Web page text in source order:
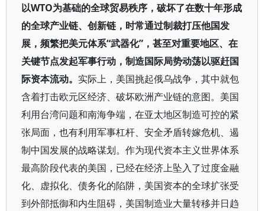
以WTO为基础的全球贸易秩序，破坏了在数十年形成
的全球产业链、创新链，时常通过制裁打压他国发
展，频繁把美元体系“武器化”，甚至对重要地区、在
关键节点发起军事行动，制造国际局势动荡以驱赶国
际资本流动。 实际上，美国挑起俄乌战争，其中就包
含着打击欧元区经济、破坏欧洲产业链的意图。美国
利用台湾问题和南海争端，在亚太地区制造可控的紧
张局面，也有利用军事杠杆、安全矛盾转嫁危机、遏
制中国发展的战略谋划。作为现代资本主义世界体系
最高阶段代表的美国，已经在经济上坠入了过度金融
化、虚拟化、债务化的陷阱，美国资本的全球扩张受
到外部抵御和内生阻碍，美国制造业大量转移并日趋